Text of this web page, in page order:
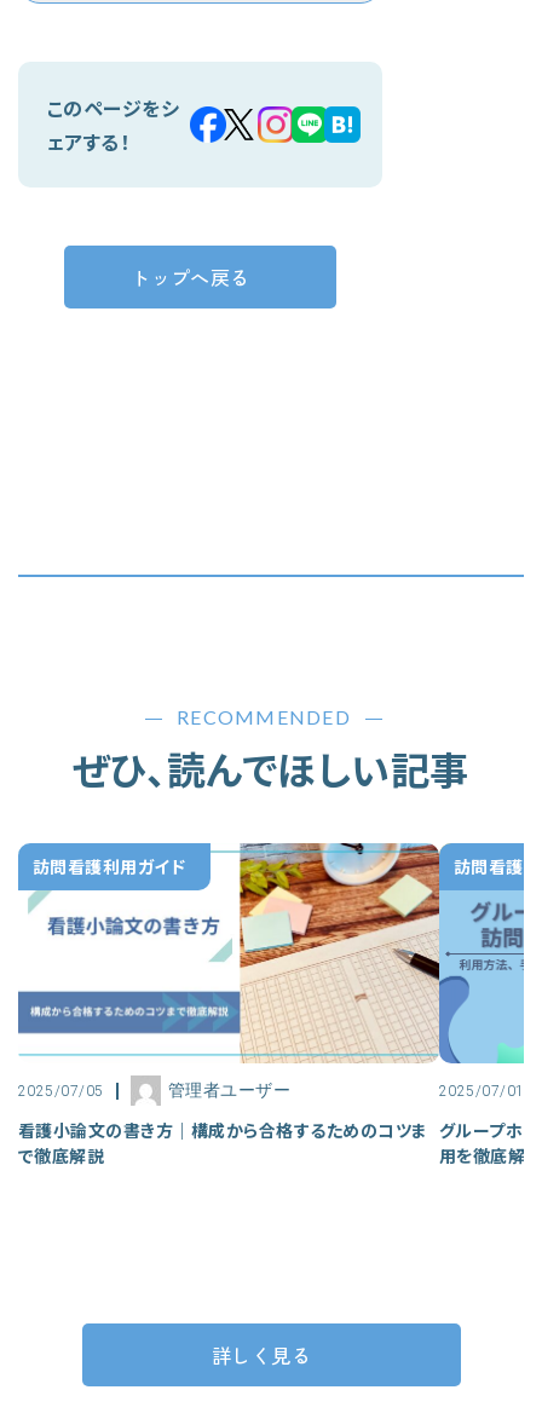
このページをシ
ェアする！
トップへ戻る
RECOMMENDED
ぜひ、読んでほしい記事
訪問看護利用ガイド
2025/07/05 管理者ユーザー
看護小論文の書き方｜構成から合格するためのコツま
で徹底解説
訪問看護
2025/07/01
グループホー
用を徹底解説
詳しく見る